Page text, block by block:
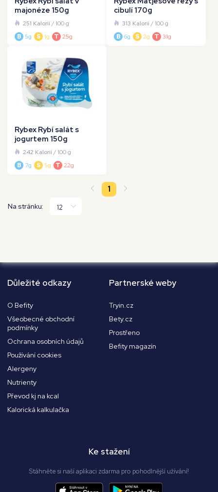
majonéze 150g
251 Kalorií/ 100 g
B 5g S 1g T 25g
cibulí 170g
313 Kalorií/ 100 g
B 6g S 2g T 31g
Rybex Rybí salát s
jogurtem 150g
242 Kalorií/ 100 g
B 7g S 5g T 22g
1
Na stránku:
Důležité odkazy
O Befity
Všeobecné obchodní
podmínky
Ochrana osobních údajů
Používání cookies
Alergeny
Nutrienty
Převod kj na kcal
Kalorická kalkulačka
Partnerské weby
Tryin.cz
Bety.cz
Prostřeno
Befity magazín
Ke stažení
Stáhněte si naší aplikaci zdarma pro pohodlnější užívání!